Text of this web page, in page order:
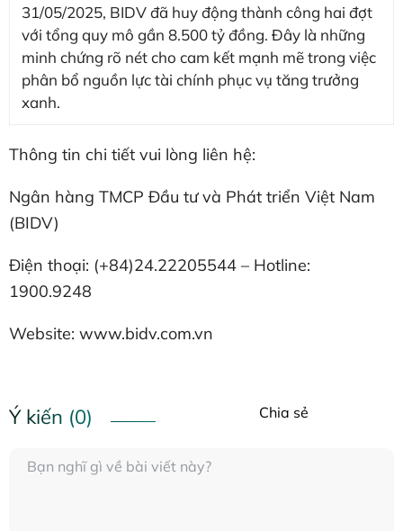
31/05/2025, BIDV đã huy động thành công hai đợt
với tổng quy mô gần 8.500 tỷ đồng. Đây là những
minh chứng rõ nét cho cam kết mạnh mẽ trong việc
phân bổ nguồn lực tài chính phục vụ tăng trưởng
xanh.
Thông tin chi tiết vui lòng liên hệ:
Ngân hàng TMCP Đầu tư và Phát triển Việt Nam
(BIDV)
Điện thoại: (+84)24.22205544 – Hotline:
1900.9248
Website: www.bidv.com.vn
Ý kiến (0) Chia sẻ